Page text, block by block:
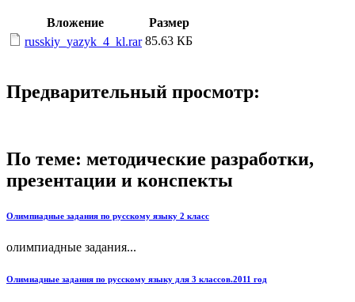
Вложение
Размер
russkiy_yazyk_4_kl.rar 85.63 КБ
Предварительный просмотр:
По теме: методические разработки,
презентации и конспекты
Олимпиадные задания по русскому языку 2 класс
олимпиадные задания...
Олимиадные задания по русскому языку для 3 классов.2011 год